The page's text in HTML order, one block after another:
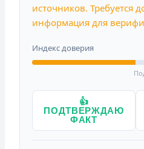
источников. Требуется
информация для
Индекс доверия
👍
ПОДТВЕРЖДАЮ
ФАКТ